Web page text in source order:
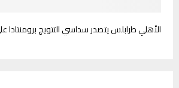
الأهلي طرابلس يتصدر سداسي التتويج برومنتادا